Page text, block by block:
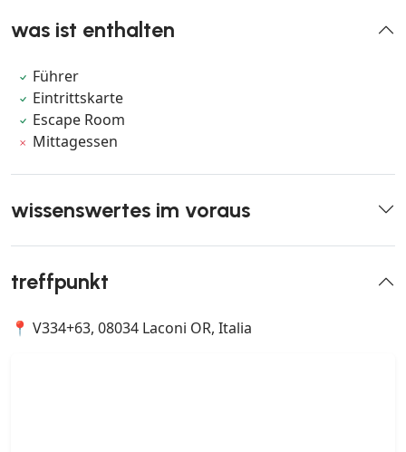
was ist enthalten
Führer
Eintrittskarte
Escape Room
Mittagessen
wissenswertes im voraus
treffpunkt
📍 V334+63, 08034 Laconi OR, Italia